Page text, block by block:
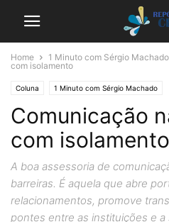
Home 1 Minuto com Sérgio Machado
com isolamento
Coluna 1 Minuto com Sérgio Machado
Comunicação
com isolamento
A boa assessoria de
barreiras. É aquela que abre
relacionamentos, promove
pontes entre as instituições e a